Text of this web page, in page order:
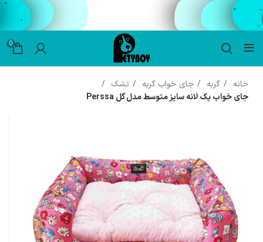
0
خانه گربه جای خواب گربه
تشک
جای خواب یک لانه سایز متوسط مدل گل Perssa